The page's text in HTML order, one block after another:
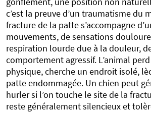
c’est la preuve d’un traumatisme du
fracture de la patte s’accompagne
mouvements, de sensations
respiration lourde due à la douleur,
comportement agressif. L’animal
physique, cherche un endroit isolé,
patte endommagée. Un chien peut
hurler si l’on touche le site de la
reste généralement silencieux et